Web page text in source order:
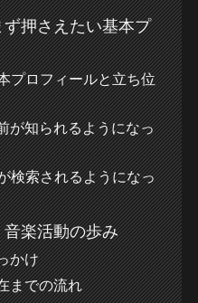
押さえたい基本プ
プロフィールと立ち位
が知られるようになっ
検索されるようになっ
楽活動の歩み
かけ
までの流れ